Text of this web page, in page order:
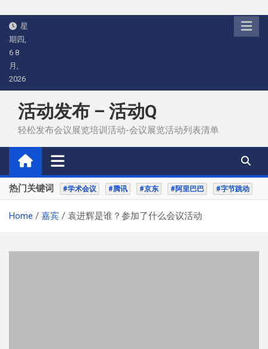
Skip
content
星
期四,
6 8
月,
2026
活动发布 – 活动Q
轻松发布会议展览培训活动-会议展览活动列表清单
热门关键词 #学术会议 #腾讯 #京东 #阿里巴巴 #字节跳动
Home 嘉宾 袁进辉是谁？参加了什么会议活动